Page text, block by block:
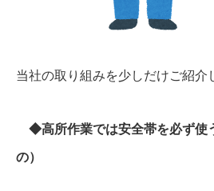
当社の取り組みを少しだけご紹介
◆高所作業では安全帯を必ず使
の）